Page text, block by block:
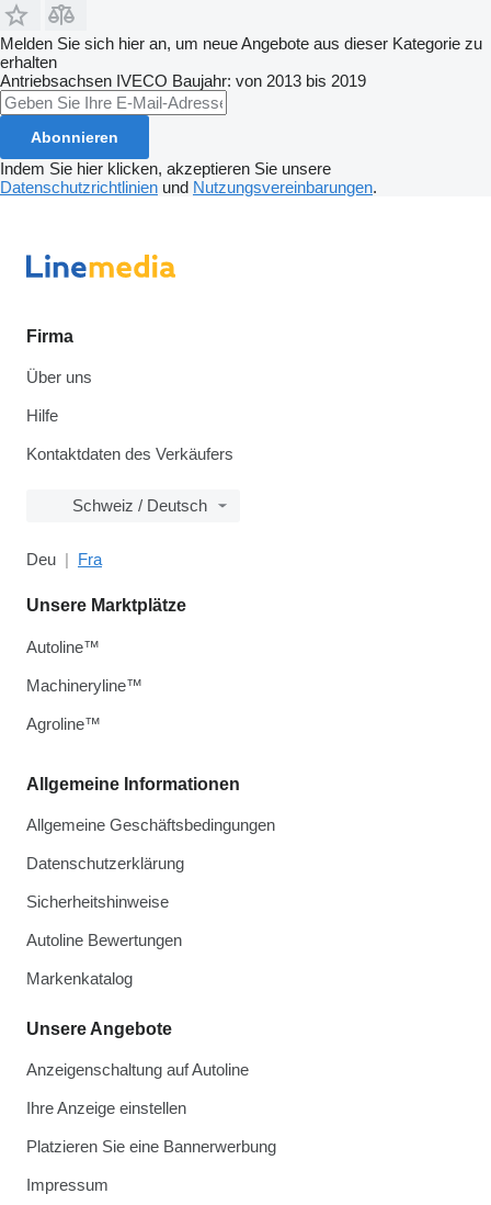
Melden Sie sich hier an, um neue Angebote aus dieser Kategorie zu
erhalten
Antriebsachsen IVECO Baujahr: von 2013 bis 2019
Abonnieren
Indem Sie hier klicken, akzeptieren Sie unsere
Datenschutzrichtlinien und Nutzungsvereinbarungen.
Firma
Über uns
Hilfe
Kontaktdaten des Verkäufers
Schweiz / Deutsch
Deu Fra
Allgemeine Informationen
Allgemeine Geschäftsbedingungen
Datenschutzerklärung
Sicherheitshinweise
Autoline Bewertungen
Markenkatalog
Unsere Angebote
Anzeigenschaltung auf Autoline
Ihre Anzeige einstellen
Platzieren Sie eine Bannerwerbung
Impressum
Unsere Marktplätze
Autoline™
Machineryline™
Agroline™